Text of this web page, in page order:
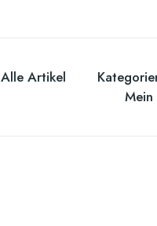
Alle Artikel
Mein